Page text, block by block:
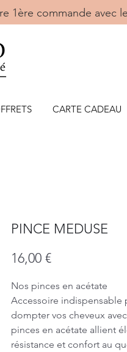
1ère commande avec
CARTE CADEAU
PINCE MEDUSE
16,00 €Prix
Nos pinces en acétate
Accessoire indispensable
dompter vos cheveux
pinces en acétate allient
résistance et confort au